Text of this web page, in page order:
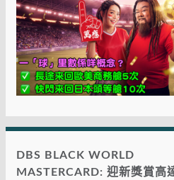
DBS BLACK WORLD
MASTERCARD: 迎新獎賞高